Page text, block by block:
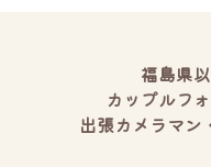
福島県
カップルフ
出張カメラマン